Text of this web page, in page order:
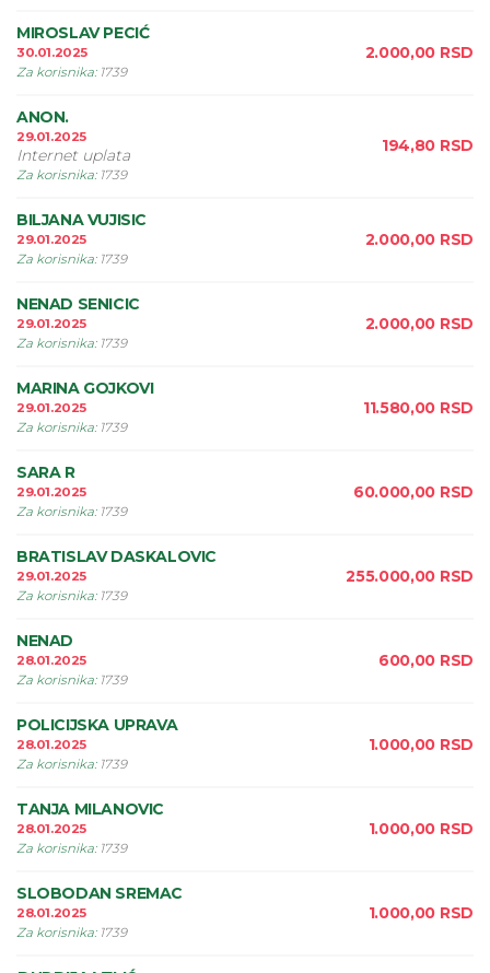
MIROSLAV PECIĆ
30.01.2025
Za korisnika: 1739
2.000,00 RSD
ANON.
29.01.2025
Internet uplata
Za korisnika: 1739
194,80 RSD
BILJANA VUJISIC
29.01.2025
Za korisnika: 1739
2.000,00 RSD
NENAD SENICIC
29.01.2025
Za korisnika: 1739
2.000,00 RSD
MARINA GOJKOVI
29.01.2025
Za korisnika: 1739
11.580,00 RSD
SARA R
29.01.2025
Za korisnika: 1739
60.000,00 RSD
BRATISLAV DASKALOVIC
29.01.2025
Za korisnika: 1739
255.000,00 RSD
NENAD
28.01.2025
Za korisnika: 1739
600,00 RSD
POLICIJSKA UPRAVA
28.01.2025
Za korisnika: 1739
1.000,00 RSD
TANJA MILANOVIC
28.01.2025
Za korisnika: 1739
1.000,00 RSD
SLOBODAN SREMAC
28.01.2025
Za korisnika: 1739
1.000,00 RSD